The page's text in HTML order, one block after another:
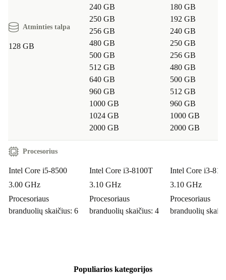
Atminties talpa
128 GB
240 GB
250 GB
256 GB
480 GB
500 GB
512 GB
640 GB
960 GB
1000 GB
1024 GB
2000 GB
180 GB
192 GB
240 GB
250 GB
256 GB
480 GB
500 GB
512 GB
960 GB
1000 GB
2000 GB
Procesorius
Intel Core i5-8500
3.00 GHz
Procesoriaus
branduolių skaičius: 6
Intel Core i3-8100T
3.10 GHz
Procesoriaus
branduolių skaičius: 4
Intel Core i3-
3.10 GHz
Procesoriaus
branduolių
Populiarios kategorijos